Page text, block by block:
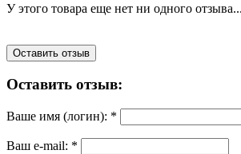
У этого товара еще нет ни одного отзыва...
Оставить отзыв
Оставить отзыв:
Ваше имя (логин): *
Ваш e-mail: *